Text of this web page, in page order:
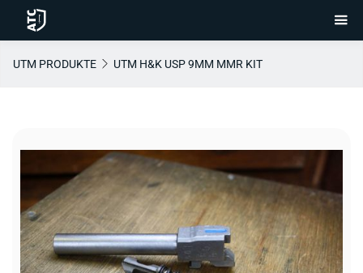
UTM PRODUKTE UTM H&K USP 9MM MMR KIT